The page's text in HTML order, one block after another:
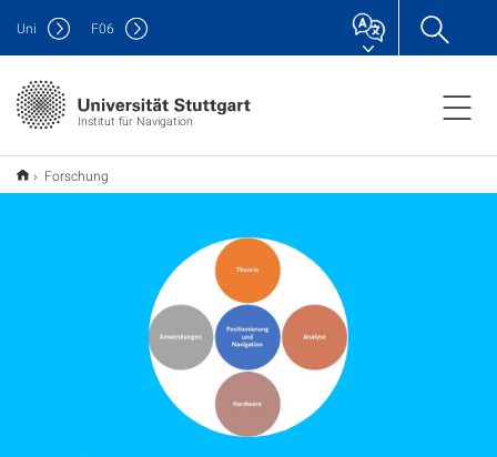
Institut für Navigation
Uni F06
Forschung